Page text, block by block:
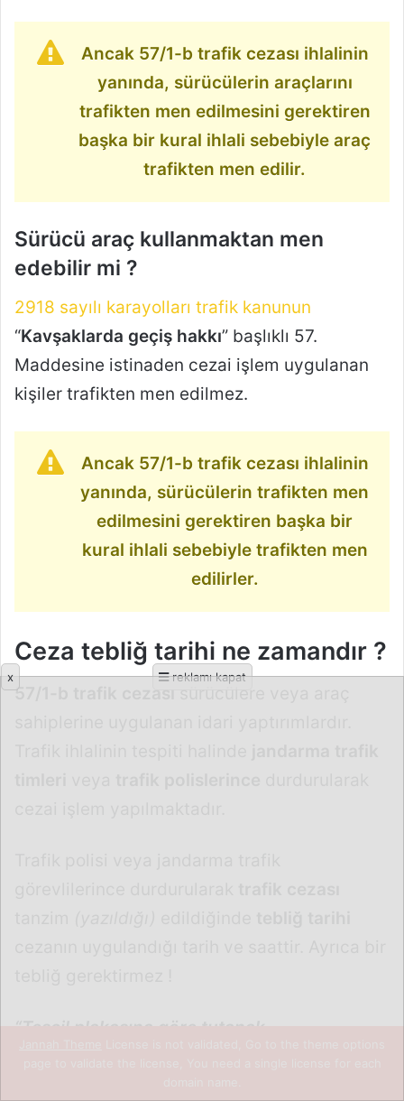
Ancak 57/1-b trafik cezası ihlalinin
yanında, sürücülerin araçlarını
trafikten men edilmesini gerektiren
başka bir kural ihlali sebebiyle araç
trafikten men edilir.
Sürücü araç kullanmaktan men
edebilir mi ?
2918 sayılı karayolları trafik kanunun
“Kavşaklarda geçiş hakkı” başlıklı 57.
Maddesine istinaden cezai işlem uygulanan
kişiler trafikten men edilmez.
Ancak 57/1-b trafik cezası ihlalinin
yanında, sürücülerin trafikten men
edilmesini gerektiren başka bir
kural ihlali sebebiyle trafikten men
edilirler.
Ceza tebliğ tarihi ne zamandır ?
57/1-b trafik cezası
reklamı kapat
x